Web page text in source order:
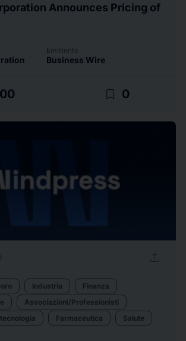
Announces Pricing of
Emittente
Business Wire
bookmark_border 0
upload
Industria
Finanza
Associazioni/Professionisti
Farmaceutica
Salute